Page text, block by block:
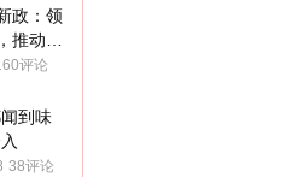
政：领
推动全
足评论
到味
38评论